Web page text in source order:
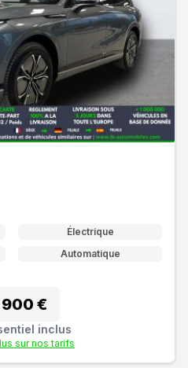
Électrique
Automatique
€
inclus
sur nos tarifs